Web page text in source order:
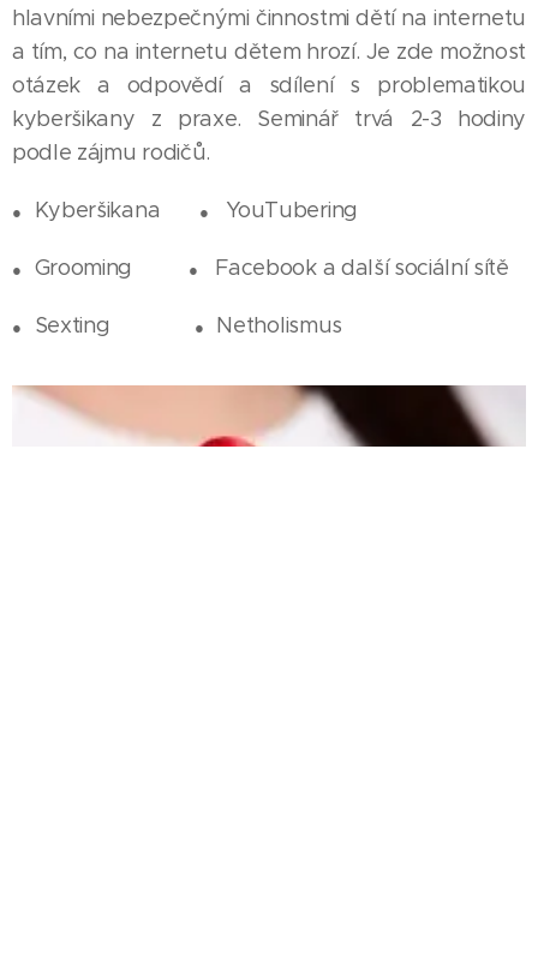
hlavními nebezpečnými činnostmi dětí na internetu
a tím, co na internetu dětem hrozí. Je zde možnost
otázek a odpovědí a sdílení s problematikou
kyberšikany z praxe. Seminář trvá 2-3 hodiny
podle zájmu rodičů.
● Kyberšikana ● YouTubering
● Grooming ● Facebook a další sociální sítě
● Sexting ● Netholismus